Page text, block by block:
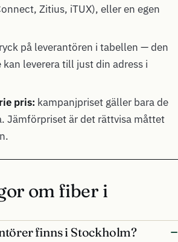
Zitius, iTUX), eller en egen
på leverantören i tabellen — den
leverera till just din adress i
pris: kampanjpriset gäller bara de
Jämförpriset är det rättvisa måttet
om fiber i
finns i Stockholm?